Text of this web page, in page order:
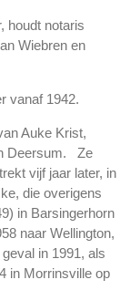
houdt notaris
Wiebren en
vanaf 1942.
Auke Krist,
Deersum. Ze
vijf jaar later, in
die overigens
in Barsingerhorn
naar Wellington,
in 1991, als
in Morrinsville op